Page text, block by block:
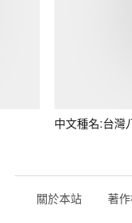
中文種名:台灣
關於本站 著